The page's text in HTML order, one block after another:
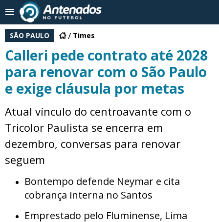
SÃO PAULO Times
Calleri pede contrato até 2028
para renovar com o São Paulo
e exige cláusula por metas
Atual vínculo do centroavante com o
Tricolor Paulista se encerra em
dezembro, conversas para renovar
seguem
Bontempo defende Neymar e cita
cobrança interna no Santos
Emprestado pelo Fluminense, Lima